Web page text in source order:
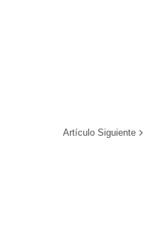
Artículo Siguiente